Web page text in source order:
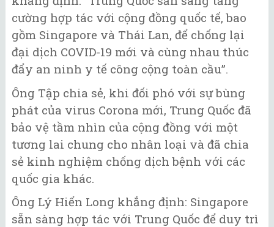
cường hợp tác với cộng đồng quốc tế, bao
gồm Singapore và Thái Lan, để chống lại
đại dịch COVID-19 mới và cùng nhau thúc
đẩy an ninh y tế công cộng toàn cầu”.
Ông Tập chia sẻ, khi đối phó với sự bùng
phát của virus Corona mới, Trung Quốc đã
bảo vệ tầm nhìn của cộng đồng với một
tương lai chung cho nhân loại và đã chia
sẻ kinh nghiệm chống dịch bệnh với các
quốc gia khác.
Ông Lý Hiển Long khẳng định: Singapore
sẵn sàng hợp tác với Trung Quốc để duy trì